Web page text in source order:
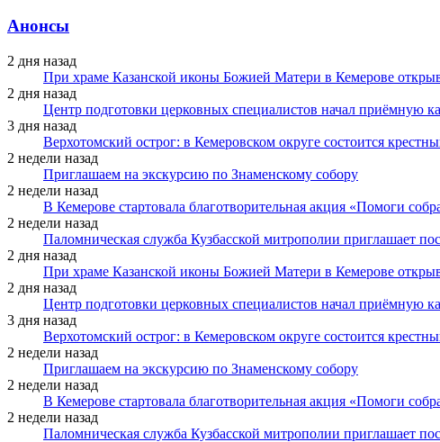
Анонсы
2 дня назад
При храме Казанской иконы Божией Матери в Кемерове
2 дня назад
Центр подготовки церковных специалистов начал приёмную
3 дня назад
Верхотомский острог: в Кемеровском округе состоится
2 недели назад
Приглашаем на экскурсию по Знаменскому собору
2 недели назад
В Кемерове стартовала благотворительная акция «Помоги
2 недели назад
Паломническая служба Кузбасской митрополии приглашает
2 дня назад
При храме Казанской иконы Божией Матери в Кемерове
2 дня назад
Центр подготовки церковных специалистов начал приёмную
3 дня назад
Верхотомский острог: в Кемеровском округе состоится
2 недели назад
Приглашаем на экскурсию по Знаменскому собору
2 недели назад
В Кемерове стартовала благотворительная акция «Помоги
2 недели назад
Паломническая служба Кузбасской митрополии приглашает